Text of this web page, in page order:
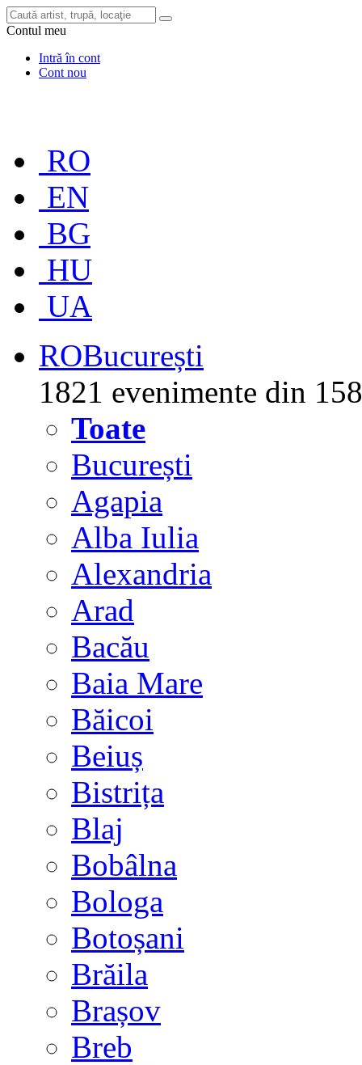
Contul meu
Intră în cont
Cont nou
RO
EN
BG
HU
UA
ROBucurești
1821 evenimente din
Toate
București
Agapia
Alba Iulia
Alexandria
Arad
Bacău
Baia Mare
Băicoi
Beiuș
Bistrița
Blaj
Bobâlna
Bologa
Botoșani
Brăila
Brașov
Breb